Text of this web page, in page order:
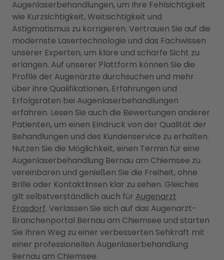
Augenlaserbehandlungen, um Ihre Fehlsichtigkeit
wie Kurzsichtigkeit, Weitsichtigkeit und
Astigmatismus zu korrigieren. Vertrauen Sie auf die
modernste Lasertechnologie und das Fachwissen
unserer Experten, um klare und scharfe Sicht zu
erlangen. Auf unserer Plattform können Sie die
Profile der Augenärzte durchsuchen und mehr
über ihre Qualifikationen, Erfahrungen und
Erfolgsraten bei Augenlaserbehandlungen
erfahren. Lesen Sie auch die Bewertungen anderer
Patienten, um einen Eindruck von der Qualität der
Behandlungen und des Kundenservice zu erhalten.
Nutzen Sie die Möglichkeit, einen Termin für eine
Augenlaserbehandlung Bernau am Chiemsee zu
vereinbaren und genießen Sie die Freiheit, ohne
Brille oder Kontaktlinsen klar zu sehen. Gleiches
gilt selbstverständlich auch für Augenarzt
Frasdorf. Verlassen Sie sich auf das Augenarzt-
Branchenportal Bernau am Chiemsee und starten
Sie Ihren Weg zu einer verbesserten Sehkraft mit
einer professionellen Augenlaserbehandlung
Bernau am Chiemsee.